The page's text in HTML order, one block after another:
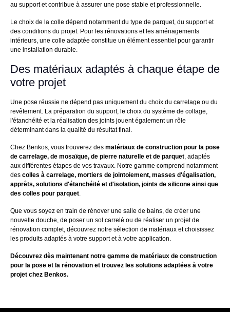
au support et contribue à assurer une pose stable et professionnelle.
Le choix de la colle dépend notamment du type de parquet, du support et
des conditions du projet. Pour les rénovations et les aménagements
intérieurs, une colle adaptée constitue un élément essentiel pour garantir
une installation durable.
Des matériaux adaptés à chaque étape de
votre projet
Une pose réussie ne dépend pas uniquement du choix du carrelage ou du
revêtement. La préparation du support, le choix du système de collage,
l'étanchéité et la réalisation des joints jouent également un rôle
déterminant dans la qualité du résultat final.
Chez Benkos, vous trouverez des matériaux de construction pour la pose
de carrelage, de mosaïque, de pierre naturelle et de parquet, adaptés
aux différentes étapes de vos travaux. Notre gamme comprend notamment
des colles à carrelage, mortiers de jointoiement, masses d'égalisation,
apprêts, solutions d'étanchéité et d'isolation, joints de silicone ainsi que
des colles pour parquet.
Que vous soyez en train de rénover une salle de bains, de créer une
nouvelle douche, de poser un sol carrelé ou de réaliser un projet de
rénovation complet, découvrez notre sélection de matériaux et choisissez
les produits adaptés à votre support et à votre application.
Découvrez dès maintenant notre gamme de matériaux de construction
pour la pose et la rénovation et trouvez les solutions adaptées à votre
projet chez Benkos.